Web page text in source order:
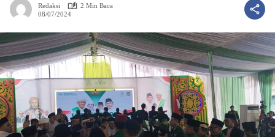
Redaksi
2 Min Baca
08/07/2024